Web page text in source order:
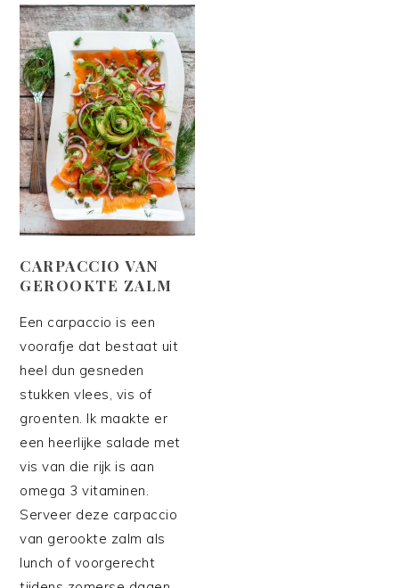
CARPACCIO VAN
GEROOKTE ZALM
Een carpaccio is een
voorafje dat bestaat uit
heel dun gesneden
stukken vlees, vis of
groenten. Ik maakte er
een heerlijke salade met
vis van die rijk is aan
omega 3 vitaminen.
Serveer deze carpaccio
van gerookte zalm als
lunch of voorgerecht